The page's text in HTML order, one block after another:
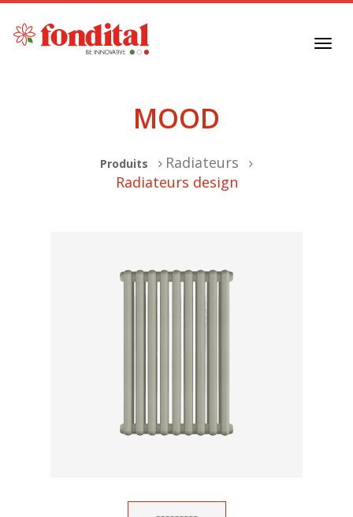
MOOD
Produits
Radiateurs
Radiateurs design